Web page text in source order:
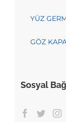
YÜZ
GÖZ
Sosyal